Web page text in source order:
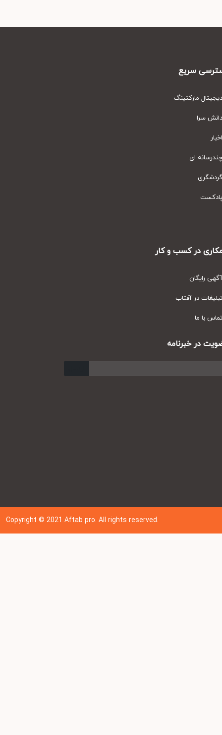
سریع
مارکتینگ
سرا
ای
در کسب و کار
رایگان
در آفتاب
با ما
در خبرنامه
Copyright © 202 1Aftab pro. All rights reserved.